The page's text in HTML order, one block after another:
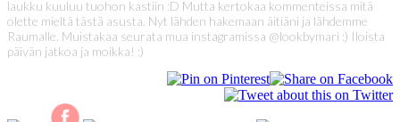
laukku kuuluu tuohon kastiin :D Mutta kertokaa kommenteissa mitä
olette mieltä tästä asusta. Nyt lähden hakemaan äitiäni ja lähdemme
Raumalle. Muistakaa seurata mua instagramissa @lookbymari :) Iloista
päivän jatkoa ja moikka! :)